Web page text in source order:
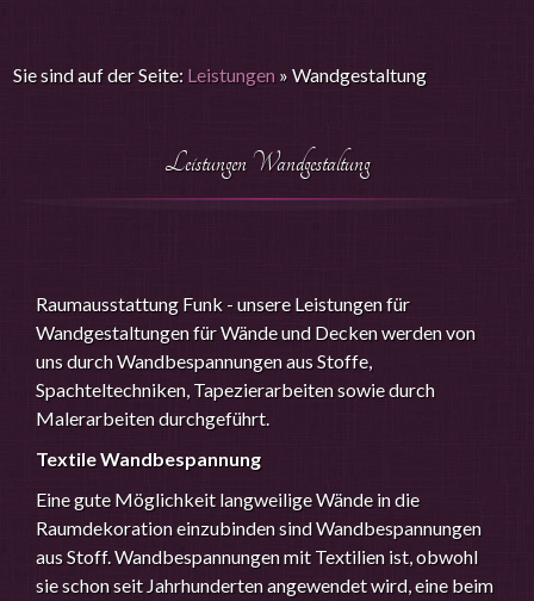
Sie sind auf der Seite: Leistungen » Wandgestaltung
Leistungen Wandgestaltung
Raumausstattung Funk - unsere Leistungen für
Wandgestaltungen für Wände und Decken werden von
uns durch Wandbespannungen aus Stoffe,
Spachteltechniken, Tapezierarbeiten sowie durch
Malerarbeiten durchgeführt.
Textile Wandbespannung
Eine gute Möglichkeit langweilige Wände in die
Raumdekoration einzubinden sind Wandbespannungen
aus Stoff. Wandbespannungen mit Textilien ist, obwohl
sie schon seit Jahrhunderten angewendet wird, eine beim